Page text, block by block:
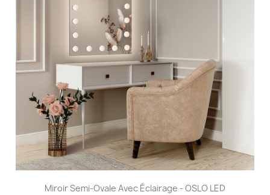
Miroir Semi-Ovale Avec Éclairage - OSLO LED